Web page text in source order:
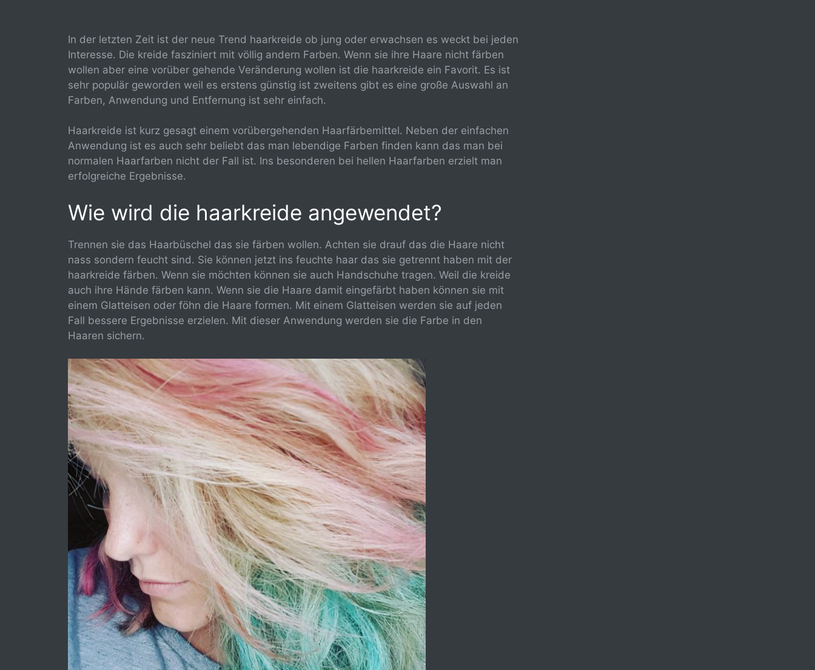
In der letzten Zeit ist der neue Trend haarkreide ob jung oder erwachsen es weckt bei jeden
Interesse. Die kreide fasziniert mit völlig andern Farben. Wenn sie ihre Haare nicht färben
wollen aber eine vorüber gehende Veränderung wollen ist die haarkreide ein Favorit. Es ist
sehr populär geworden weil es erstens günstig ist zweitens gibt es eine große Auswahl an
Farben, Anwendung und Entfernung ist sehr einfach.
Haarkreide ist kurz gesagt einem vorübergehenden Haarfärbemittel. Neben der einfachen
Anwendung ist es auch sehr beliebt das man lebendige Farben finden kann das man bei
normalen Haarfarben nicht der Fall ist. Ins besonderen bei hellen Haarfarben erzielt man
erfolgreiche Ergebnisse.
Wie wird die haarkreide angewendet?
Trennen sie das Haarbüschel das sie färben wollen. Achten sie drauf das die Haare nicht
nass sondern feucht sind. Sie können jetzt ins feuchte haar das sie getrennt haben mit der
haarkreide färben. Wenn sie möchten können sie auch Handschuhe tragen. Weil die kreide
auch ihre Hände färben kann. Wenn sie die Haare damit eingefärbt haben können sie mit
einem Glatteisen oder föhn die Haare formen. Mit einem Glatteisen werden sie auf jeden
Fall bessere Ergebnisse erzielen. Mit dieser Anwendung werden sie die Farbe in den
Haaren sichern.